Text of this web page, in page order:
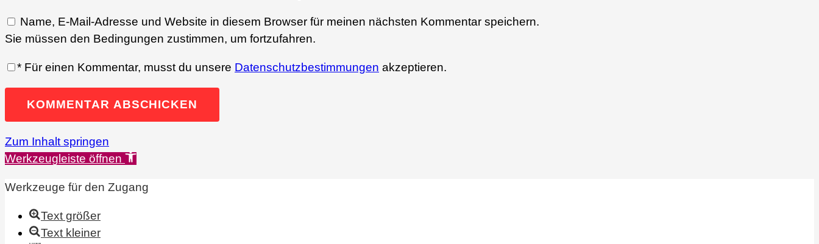
Name, E-Mail-Adresse und Website in diesem Browser für meinen nächsten Kommentar speichern.
Sie müssen den Bedingungen zustimmen, um fortzufahren.
* Für einen Kommentar, musst du unsere Datenschutzbestimmungen akzeptieren.
KOMMENTAR ABSCHICKEN
Zum Inhalt springen
Werkzeugleiste öffnen
Werkzeuge für den Zugang
Text größer
Text kleiner